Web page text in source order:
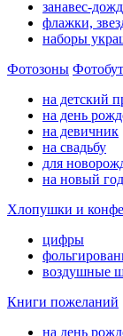
занавес-
флажки,
наборы
Фотозоны
на детский
на день
на девичник
на свадьбу
для
на новый год
Хлопушки и
цифры
воздушные
Книги пожеланий
на день